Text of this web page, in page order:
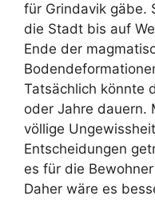
für Grindavik gäbe.
die Stadt bis auf
Ende der
Tatsächlich könnte
oder Jahre dauern.
völlige
Entscheidungen
es für die
Daher wäre es